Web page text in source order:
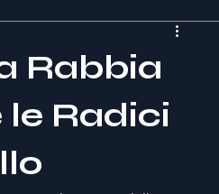
Rabbia
Radici